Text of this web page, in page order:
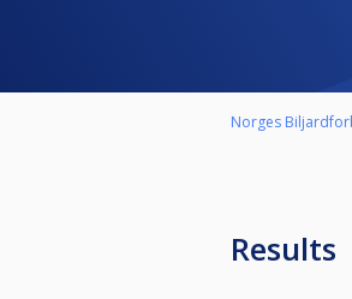
Norges
Results